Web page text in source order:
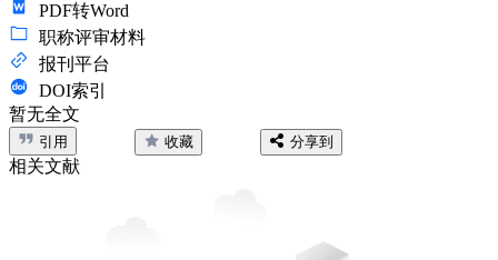
PDF转Word
职称评审材料
报刊平台
DOI索引
暂无全文
引用 收藏 分享到
相关文献